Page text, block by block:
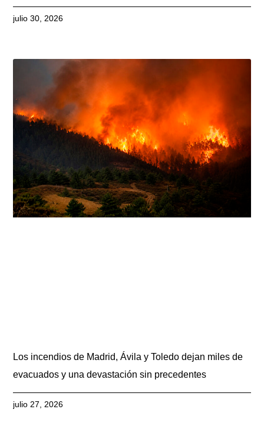
julio 30, 2026
Los incendios de Madrid, Ávila y Toledo dejan miles de
evacuados y una devastación sin precedentes
julio 27, 2026